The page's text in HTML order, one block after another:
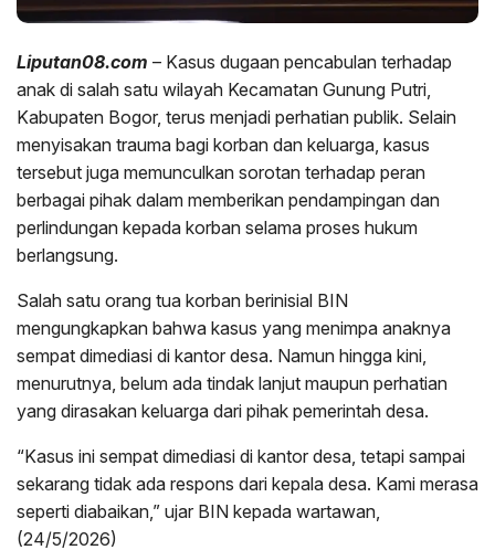
Liputan08.com – Kasus dugaan pencabulan terhadap
anak di salah satu wilayah Kecamatan Gunung Putri,
Kabupaten Bogor, terus menjadi perhatian publik. Selain
menyisakan trauma bagi korban dan keluarga, kasus
tersebut juga memunculkan sorotan terhadap peran
berbagai pihak dalam memberikan pendampingan dan
perlindungan kepada korban selama proses hukum
berlangsung.
Salah satu orang tua korban berinisial BIN
mengungkapkan bahwa kasus yang menimpa anaknya
sempat dimediasi di kantor desa. Namun hingga kini,
menurutnya, belum ada tindak lanjut maupun perhatian
yang dirasakan keluarga dari pihak pemerintah desa.
“Kasus ini sempat dimediasi di kantor desa, tetapi sampai
sekarang tidak ada respons dari kepala desa. Kami merasa
seperti diabaikan,” ujar BIN kepada wartawan,
(24/5/2026)